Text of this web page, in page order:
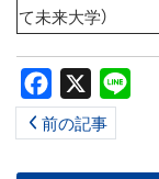
て未来大学）
Facebook
前の記事